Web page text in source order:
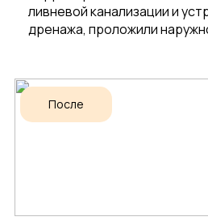
ливневой канализации и
дренажа, проложили
После